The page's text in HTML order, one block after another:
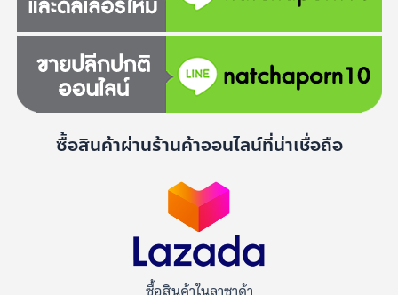
ซื้อสินค้าผ่านร้านค้าออนไลน์ที่น่าเชื่อถือ
ซื้อสินค้าในลาซาด้า